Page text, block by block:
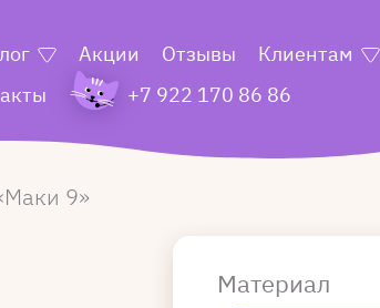
Акции Отзывы Клиентам
+7 922 170 86 86
Маки 9
Материал